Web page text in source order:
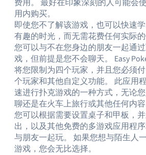
费用。 最好在印象深刻的人可能会
用内购买。
即使您不了解该游戏，也可以快速
有趣的时光，而无需花费任何实际
您可以与不在您身边的朋友一起通
戏，但前提是您不会聊天。 Easy
将您限制为四个玩家，并且您必须
个玩家和其他自定义功能。 此应用
速进行扑克游戏的一种方式，无论
聊还是在火车上旅行或其他任何内容
您可以根据需要设置桌子和甲板，
出，以及其他免费的多游戏应用程
与朋友一起玩。 如果您想与陌生人
游戏，您会无比选择。